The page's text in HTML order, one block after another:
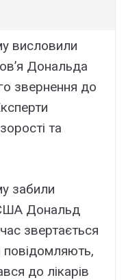
висловили
Дональда
звернення до
та
забили
Дональд
звертається
повідомляють,
до лікарів